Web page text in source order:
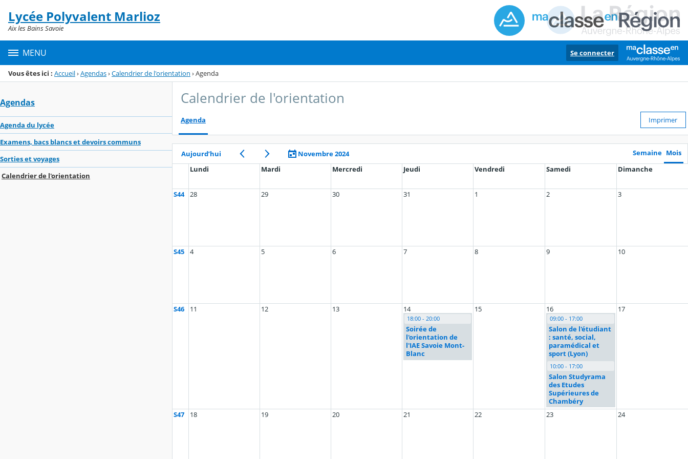
Menu de la rubrique
Contenu
Lycée Polyvalent Marlioz
Aix les Bains Savoie
MENU Se connecter
Vous êtes ici : Accueil›Agendas›Calendrier de l'orientation ›Agenda
Agendas
Agenda du lycée
Examens, bacs blancs et devoirs communs
Sorties et voyages
Calendrier de l'orientation
Calendrier de l'orientation
Agenda Imprimer
Aujourd’hui Novembre 2024 Semaine Mois
Lundi
Mardi Mercredi Jeudi Vendredi Samedi Dimanche
S44 28 29 30 31 1 2 3
S45 4 5 6 7 8 9 10
S46 11 12 13 14
18:00 - 20:00
Soirée de
l'orientation de
l'IAE Savoie Mont-
Blanc
15 16
09:00 - 17:00
Salon de l'étudiant
: santé, social,
paramédical et
sport (Lyon)
10:00 - 17:00
Salon Studyrama
des Etudes
Supérieures de
Chambéry
17
S47 18 19 20 21 22 23 24